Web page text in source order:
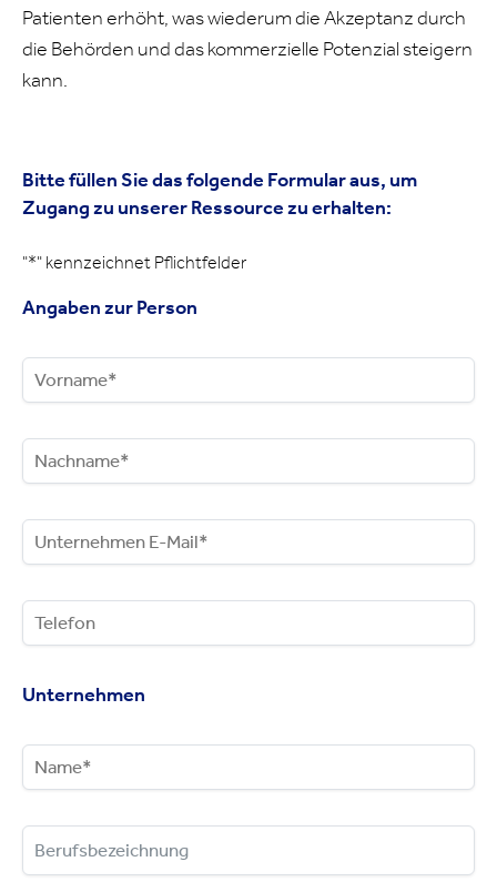
Patienten erhöht, was wiederum die Akzeptanz durch
die Behörden und das kommerzielle Potenzial steigern
kann.
Bitte füllen Sie das folgende Formular aus, um
Zugang zu unserer Ressource zu erhalten:
"*" kennzeichnet Pflichtfelder
Angaben zur Person
Unternehmen